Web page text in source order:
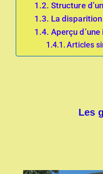
Structure
La
Aperçu
Articles
Les